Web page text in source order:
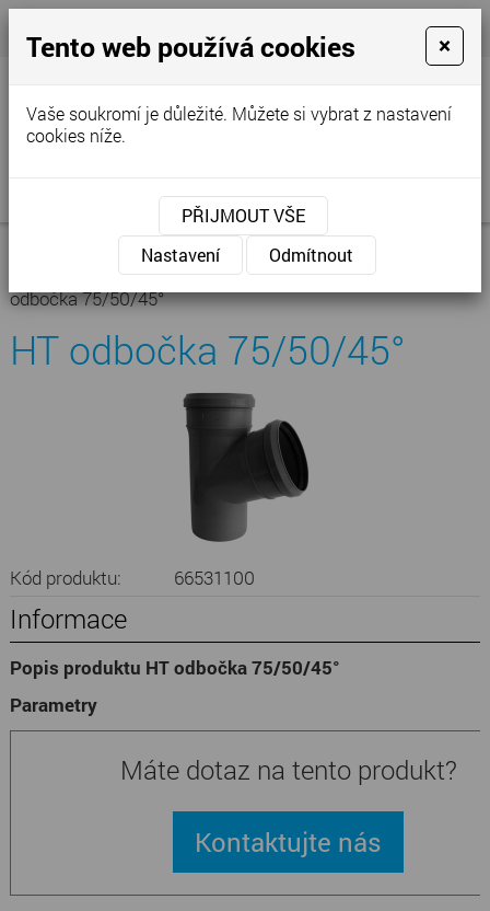
cvstop@tiscali.cz
Nabídka»Kanalizace -
vodoinstalace»Kanalizace vnitřní»HT odbočka 45°
odbočka 75/50/45°
HT odbočka 75/50/45°
Kód produktu: 66531100
Informace
Popis produktu HT odbočka 75/50/45°
Parametry
Máte dotaz na tento produkt?
Kontaktujte nás
Tento web používá cookies ×
Vaše soukromí je důležité. Můžete si vybrat z nastavení
cookies níže.
PŘIJMOUT VŠE
Nastavení
Odmítnout